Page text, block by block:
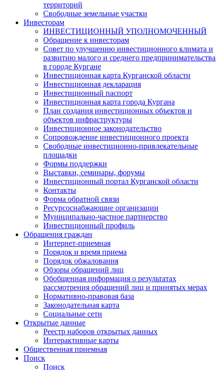
территорий
Свободные земельные участки
Инвесторам
ИНВЕСТИЦИОННЫЙ УПОЛНОМОЧЕННЫЙ
Обращение к инвесторам
Совет по улучшению инвестиционного климата и
развитию малого и среднего предпринимательства
в городе Кургане
Инвестиционная карта Курганской области
Инвестиционная декларация
Инвестиционный паспорт
Инвестиционная карта города Кургана
План создания инвестиционных объектов и
объектов инфраструктуры
Инвестиционное законодательство
Сопровождение инвестиционного проекта
Свободные инвестиционно-привлекательные
площадки
Формы поддержки
Выставки, семинары, форумы
Инвестиционный портал Курганской области
Контакты
Форма обратной связи
Ресурсоснабжающие организации
Муниципально-частное партнерство
Инвестиционный профиль
Обращения граждан
Интернет-приемная
Порядок и время приема
Порядок обжалования
Обзоры обращений лиц
Обобщенная информация о результатах
рассмотрения обращений лиц и принятых мерах
Нормативно-правовая база
Законодательная карта
Социальные сети
Открытые данные
Реестр наборов открытых данных
Интерактивные карты
Общественная приемная
Поиск
Поиск